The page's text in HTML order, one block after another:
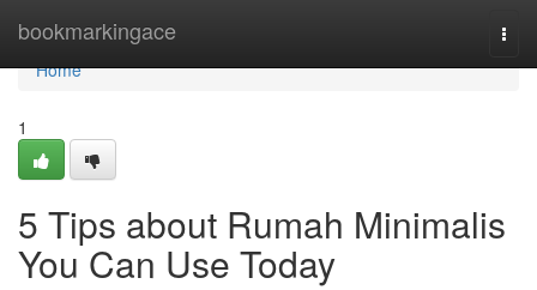
bookmarkingace
Home
Home
1
5 Tips about Rumah Minimalis
You Can Use Today